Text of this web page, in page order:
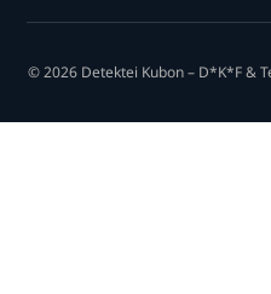
© 2026 Detektei Kubon – D*K*F &